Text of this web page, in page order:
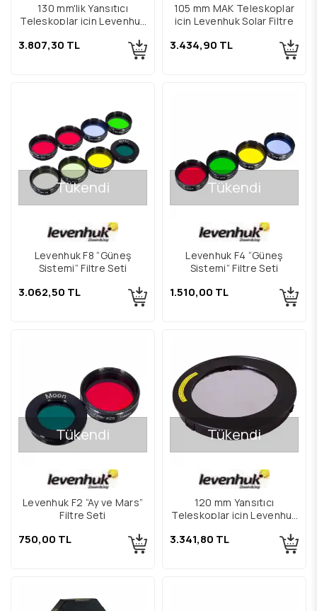
130 mm'lik Yansıtıcı
Teleskoplar için Levenhuk
3.807,30 TL
105 mm MAK Teleskoplar
için Levenhuk Solar Filtre
3.434,90 TL
Tükendi
Levenhuk F8 “Güneş
Sistemi” Filtre Seti
3.062,50 TL
Tükendi
Levenhuk F4 “Güneş
Sistemi” Filtre Seti
1.510,00 TL
Tükendi
Levenhuk F2 “Ay ve Mars”
Filtre Seti
750,00 TL
Tükendi
120 mm Yansıtıcı
Teleskoplar için Levenhuk
3.341,80 TL